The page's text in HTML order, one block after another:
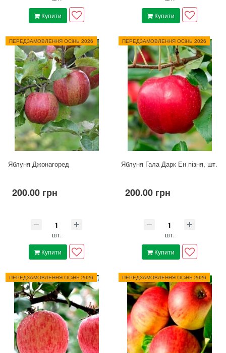
Купити Купити
ПЕРЕДЗАМОВЛЕННЯ ОСіНЬ 2026
Яблуня Джонагоред
200.00 грн
шт.
Купити
ПЕРЕДЗАМОВЛЕННЯ ОСіНЬ 2026
Яблуня Гала Дарк Ен пізня, шт.
200.00 грн
шт.
Купити
ПЕРЕДЗАМОВЛЕННЯ ОСіНЬ 2026 ПЕРЕДЗАМОВЛЕННЯ ОСіНЬ 2026